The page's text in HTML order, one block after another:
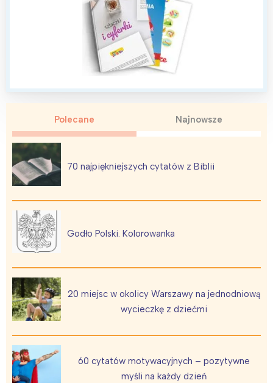
Polecane Najnowsze
70 najpiękniejszych cytatów z Biblii
Godło Polski. Kolorowanka
20 miejsc w okolicy Warszawy na jednodniową
wycieczkę z dziećmi
60 cytatów motywacyjnych – pozytywne
myśli na każdy dzień
Interesują mnie wydarzenia z
tego regionu:
Warszawa
Poznań
Wrocław
Śląsk
Północ
Wszystkie
Wybieram